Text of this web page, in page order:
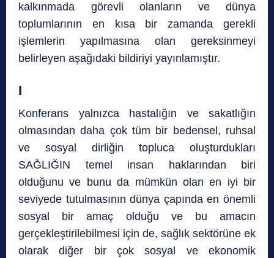
kalkınmada görevli olanların ve dünya
toplumlarının en kısa bir zamanda gerekli
işlemlerin yapılmasına olan gereksinmeyi
belirleyen aşağıdaki bildiriyi yayınlamıştır.
I
Konferans yalnızca hastalığın ve sakatlığın
olmasından daha çok tüm bir bedensel, ruhsal
ve sosyal dirliğin topluca oluşturdukları
SAĞLIĞIN temel insan haklarından biri
olduğunu ve bunu da mümkün olan en iyi bir
seviyede tutulmasının dünya çapında en önemli
sosyal bir amaç olduğu ve bu amacın
gerçekleştirilebilmesi için de, sağlık sektörüne ek
olarak diğer bir çok sosyal ve ekonomik